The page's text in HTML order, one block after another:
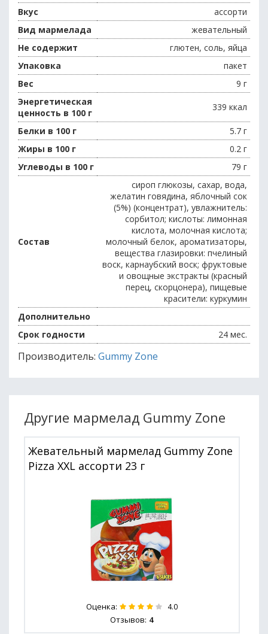
Вкус
ассорти
Вид мармелада
жевательный
Не содержит
глютен, соль, яйца
Упаковка
пакет
Вес
9 г
Энергетическая
ценность в 100 г
339 ккал
Белки в 100 г
5.7 г
Жиры в 100 г
0.2 г
Углеводы в 100 г
79 г
Состав
сироп глюкозы, сахар, вода,
желатин говядина, яблочный сок
(5%) (концентрат), увлажнитель:
сорбитол; кислоты: лимонная
кислота, молочная кислота;
молочный белок, ароматизаторы,
вещества глазировки: пчелиный
воск, карнаубский воск; фруктовые
и овощные экстракты (красный
перец, скорцонера), пищевые
красители: куркумин
Дополнительно
Срок годности
24 мес.
Производитель: Gummy Zone
Другие мармелад Gummy Zone
Жевательный мармелад Gummy Zone
Pizza XXL ассорти 23 г
Оценка: 4.0
Отзывов: 4